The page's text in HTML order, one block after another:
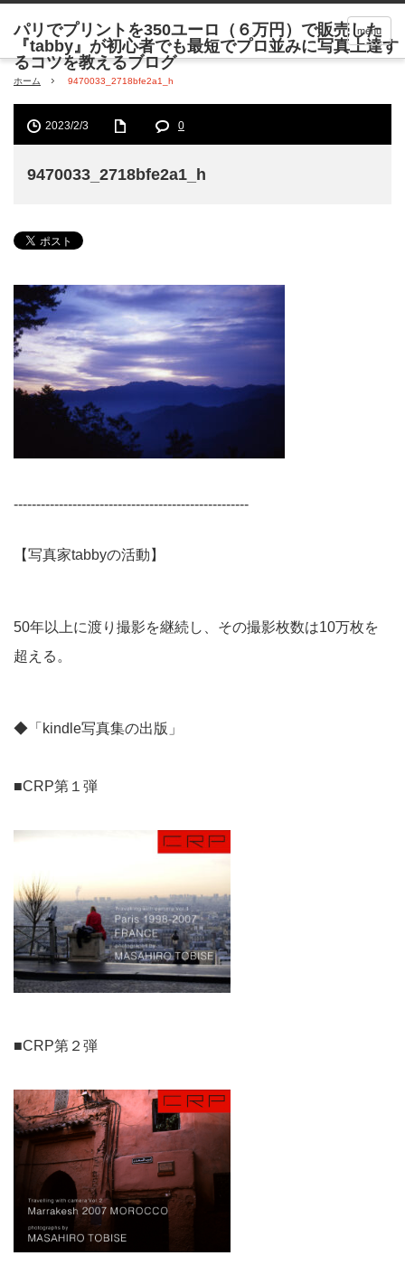
menu
ホーム 9470033_2718bfe2a1_h
2023/2/3 0
9470033_2718bfe2a1_h
----------------------------------------------------
【写真家tabbyの活動】
50年以上に渡り撮影を継続し、その撮影枚数は10万枚を
超える。
◆「kindle写真集の出版」
■CRP第１弾
■CRP第２弾